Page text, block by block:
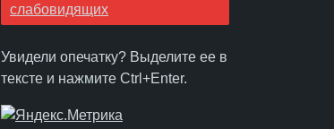
слабовидящих
Увидели опечатку? Выделите ее в
тексте и нажмите Ctrl+Enter.